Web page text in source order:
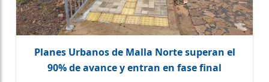
Planes Urbanos de Malla Norte superan el
90% de avance y entran en fase final